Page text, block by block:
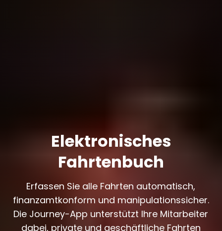
Elektronisches
Fahrtenbuch
Erfassen Sie alle Fahrten automatisch,
finanzamtkonform und manipulationssicher.
Die Journey-App unterstützt Ihre Mitarbeiter
dabei, private und geschäftliche Fahrten